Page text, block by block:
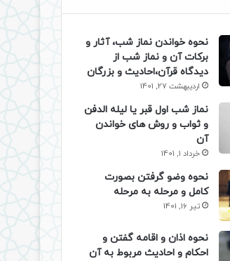
نحوه خواندن نماز شب، آثار و
برکات آن و نماز شب از
دیدگاه قرآن،احادیث و بزرگان
اردیبهشت 27, 1401
نماز شب اول قبر یا لیله الدفن
و ثواب و روش های خواندن
آن
خرداد 1, 1401
نحوه وضو گرفتن بصورت
کامل و مرحله به مرحله
تیر 16, 1401
نحوه اذان و اقامه گفتن و
احکام و احادیث مربوط به آن